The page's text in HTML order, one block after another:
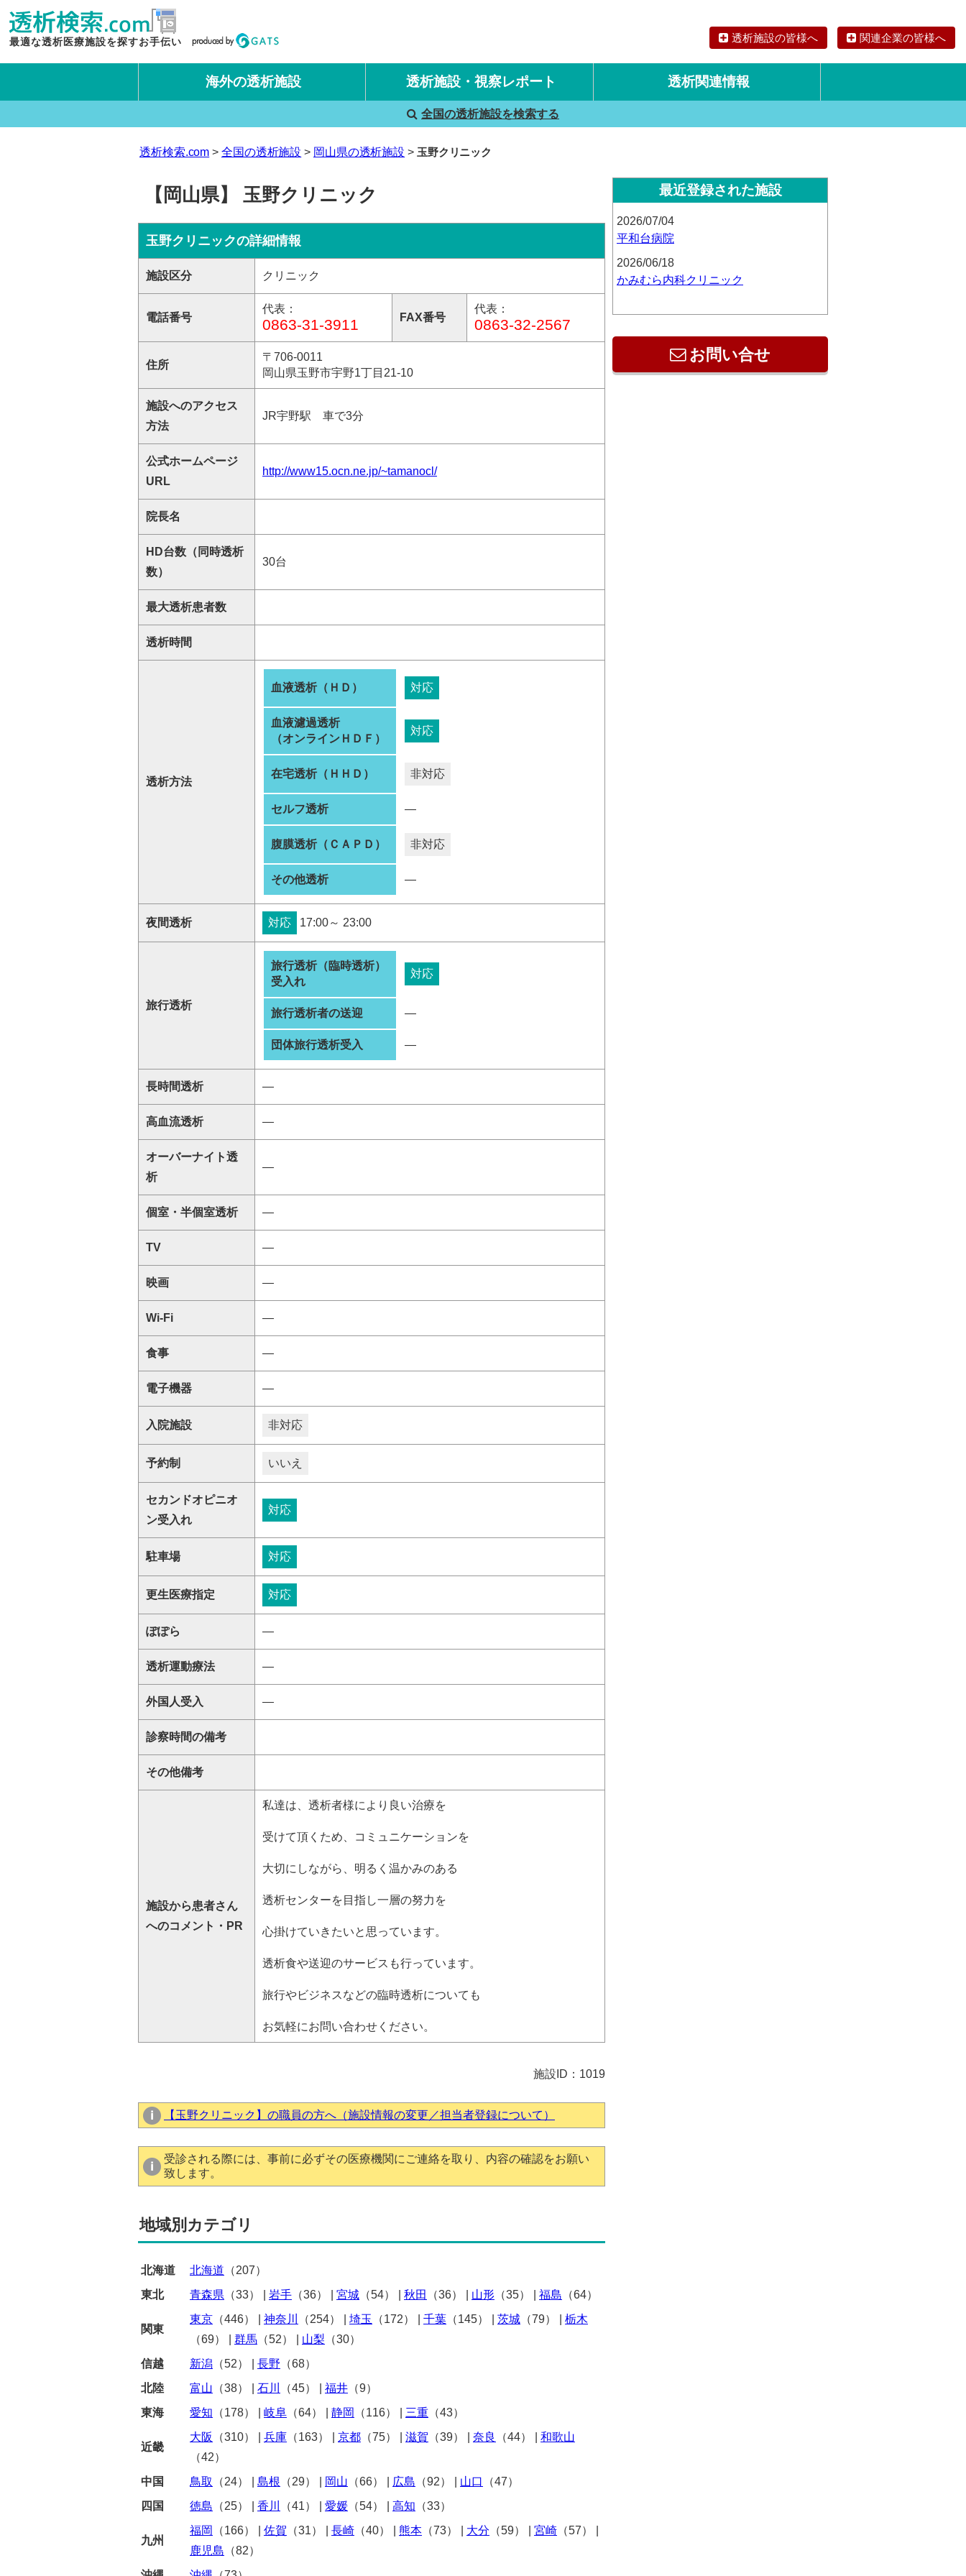
最適な透析医療施設を探すお手伝い 透析施設の皆様へ 関連企業の皆様へ
海外の透析施設 透析施設・視察レポート
国内旅行透析レポート
海外旅行透析レポート
透析関連情報
全国の透析施設を検索する
透析検索.com 全国の透析施設 岡山県の透析施設 玉野クリニック
【岡山県】 玉野クリニック
玉野クリニックの詳細情報
施設区分 クリニック
電話番号
代表：
0863-31-3911 FAX番号
代表：
0863-32-2567
住所
〒706-0011
岡山県玉野市宇野1丁目21-10
施設へのアクセス
方法
JR宇野駅 車で3分
公式ホームページ
URL
http://www15.ocn.ne.jp/~tamanocl/
院長名
HD台数（同時透析
数）
30台
最大透析患者数
透析時間
透析方法
血液透析（ＨＤ） 対応
血液濾過透析
（オンラインＨＤＦ）
対応
在宅透析（ＨＨＤ） 非対応
セルフ透析 ―
腹膜透析（ＣＡＰＤ） 非対応
その他透析 ―
夜間透析 対応 17:00～ 23:00
旅行透析
旅行透析（臨時透析）
受入れ
対応
旅行透析者の送迎 ―
団体旅行透析受入 ―
長時間透析 ―
高血流透析 ―
オーバーナイト透
析
―
個室・半個室透析 ―
TV ―
映画 ―
Wi-Fi ―
食事 ―
電子機器 ―
入院施設 非対応
予約制 いいえ
セカンドオピニオ
ン受入れ
対応
駐車場 対応
更生医療指定 対応
ぽぽら ―
透析運動療法 ―
外国人受入 ―
診察時間の備考
その他備考
施設から患者さん
へのコメント・PR
私達は、透析者様により良い治療を
受けて頂くため、コミュニケーションを
大切にしながら、明るく温かみのある
透析センターを目指し一層の努力を
心掛けていきたいと思っています。
透析食や送迎のサービスも行っています。
旅行やビジネスなどの臨時透析についても
お気軽にお問い合わせください。
施設ID：1019
【玉野クリニック】の職員の方へ（施設情報の変更／担当者登録について）
受診される際には、事前に必ずその医療機関にご連絡を取り、内容の確認をお願い
致します。
地域別カテゴリ
北海道 北海道 （207）
東北
青森県 （33） 岩手 （36） 宮城 （54） 秋田 （36） 山形 （35） 福島 （64）
関東
東京 （446） 神奈川 （254） 埼玉 （172） 千葉 （145） 茨城 （79）
栃木
（69）
群馬 （52） 山梨 （30）
信越
新潟 （52） 長野 （68）
北陸
富山 （38） 石川 （45） 福井 （9）
東海
愛知 （178） 岐阜 （64） 静岡 （116） 三重 （43）
近畿
大阪 （310） 兵庫 （163） 京都 （75） 滋賀 （39） 奈良 （44）
和歌山
（42）
中国
鳥取 （24） 島根 （29） 岡山 （66） 広島 （92） 山口
（47）
四国
徳島 （25） 香川 （41） 愛媛 （54） 高知 （33）
九州
福岡 （166） 佐賀 （31） 長崎 （40） 熊本 （73） 大分 （59） 宮崎 （57）
鹿児島 （82）
最近登録された施設
2026/07/04
平和台病院
2026/06/18
かみむら内科クリニック
お問い合せ